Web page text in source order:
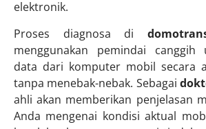
elektronik.
Proses diagnosa di
menggunakan pemindai canggih
data dari komputer mobil secara
tanpa menebak-nebak. Sebagai
ahli akan memberikan penjelasan
Anda mengenai kondisi aktual